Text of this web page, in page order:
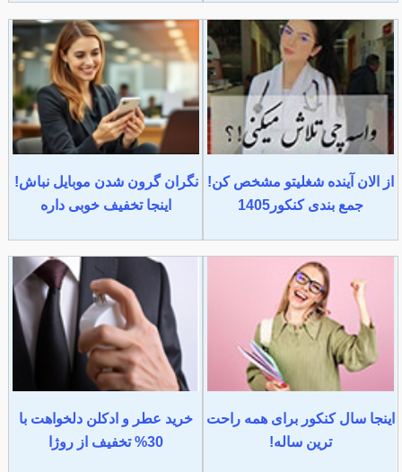
از الان آینده شغلیتو مشخص کن!
جمع بندی کنکور1405
نگران گرون شدن موبایل نباش!
اینجا تخفیف خوبی داره
اینجا سال کنکور برای همه راحت
ترین ساله!
خرید عطر و ادکلن دلخواهت با
30% تخفیف از روژا